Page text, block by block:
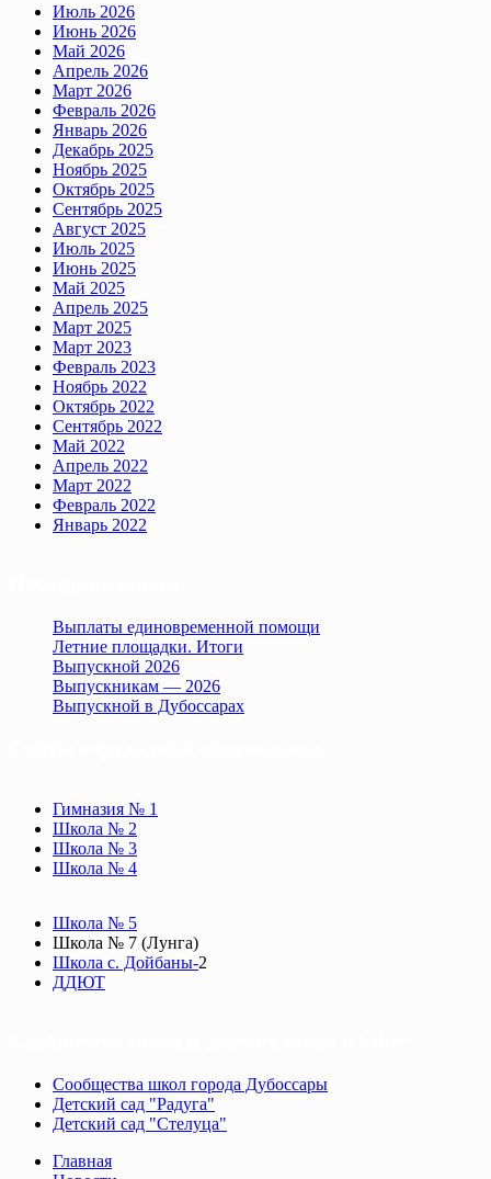
Июль 2026
Июнь 2026
Май 2026
Апрель 2026
Март 2026
Февраль 2026
Январь 2026
Декабрь 2025
Ноябрь 2025
Октябрь 2025
Сентябрь 2025
Август 2025
Июль 2025
Июнь 2025
Май 2025
Апрель 2025
Март 2025
Март 2023
Февраль 2023
Ноябрь 2022
Октябрь 2022
Сентябрь 2022
Май 2022
Апрель 2022
Март 2022
Февраль 2022
Январь 2022
Выплаты единовременной помощи
Летние площадки. Итоги
Выпускной 2026
Выпускникам — 2026
Выпускной в Дубоссарах
Гимназия № 1
Школа № 2
Школа № 3
Школа № 4
Школа № 5
Школа № 7 (Лунга)
Школа с. Дойбаны-2
ДДЮТ
Сообщества школ города Дубоссары
Детский сад "Радуга"
Детский сад "Стелуца"
Главная